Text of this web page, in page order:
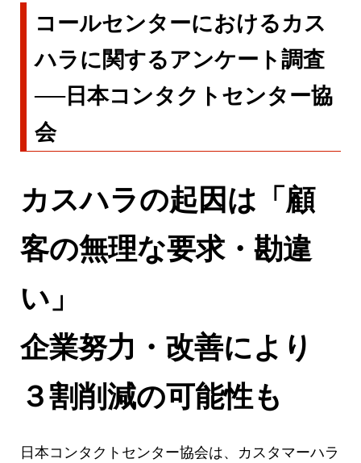
コールセンターにおけるカス
ハラに関するアンケート調査
──日本コンタクトセンター協
会
カスハラの起因は「顧
客の無理な要求・勘違
い」
企業努力・改善により
３割削減の可能性も
日本コンタクトセンター協会は、カスタマーハラ